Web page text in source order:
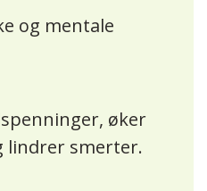
og mentale
øker
lindrer smerter.